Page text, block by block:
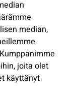
median,
joita olet
käyttänyt